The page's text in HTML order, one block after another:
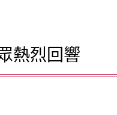
熱烈回響